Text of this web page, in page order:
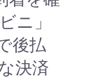
ニ」
後払
決済